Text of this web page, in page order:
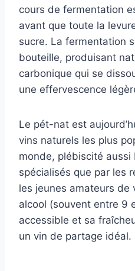
cours de fermentation
avant que toute la
sucre. La fermentation
bouteille, produisant
carbonique qui se
une effervescence
Le pét-nat est
vins naturels les plus
monde, plébiscité aussi
spécialisés que par les
les jeunes amateurs de
alcool (souvent entre 9
accessible et sa
un vin de partage idéal.